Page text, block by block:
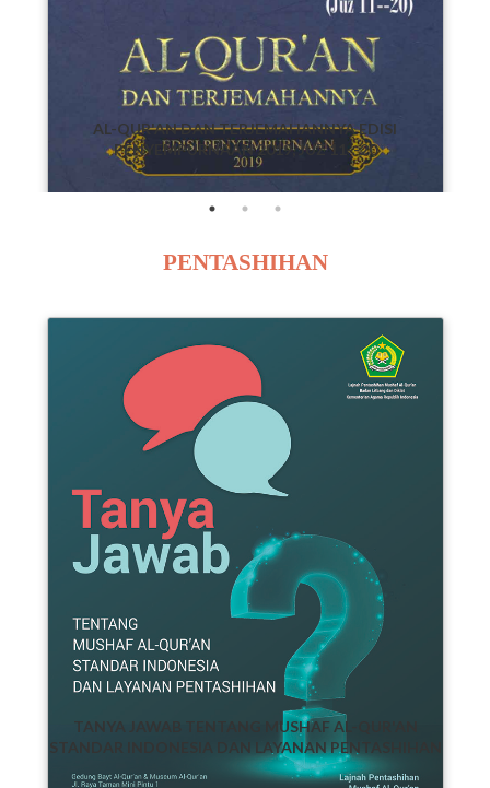
AL-QUR'AN DAN TERJEMAHANNYA EDISI
PENYEMPURNAAN 2019, JUZ 11--20
PENTASHIHAN
TANYA JAWAB TENTANG MUSHAF AL-QUR'AN
STANDAR INDONESIA DAN LAYANAN PENTASHIHAN